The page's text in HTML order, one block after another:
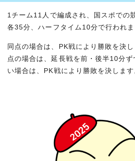
1チーム11人で編成され、国スポでの
各35分、ハーフタイム10分で行われま
同点の場合は、PK戦により勝敗を決
点の場合は、延長戦を前・後半10分
い場合は、PK戦により勝敗を決します